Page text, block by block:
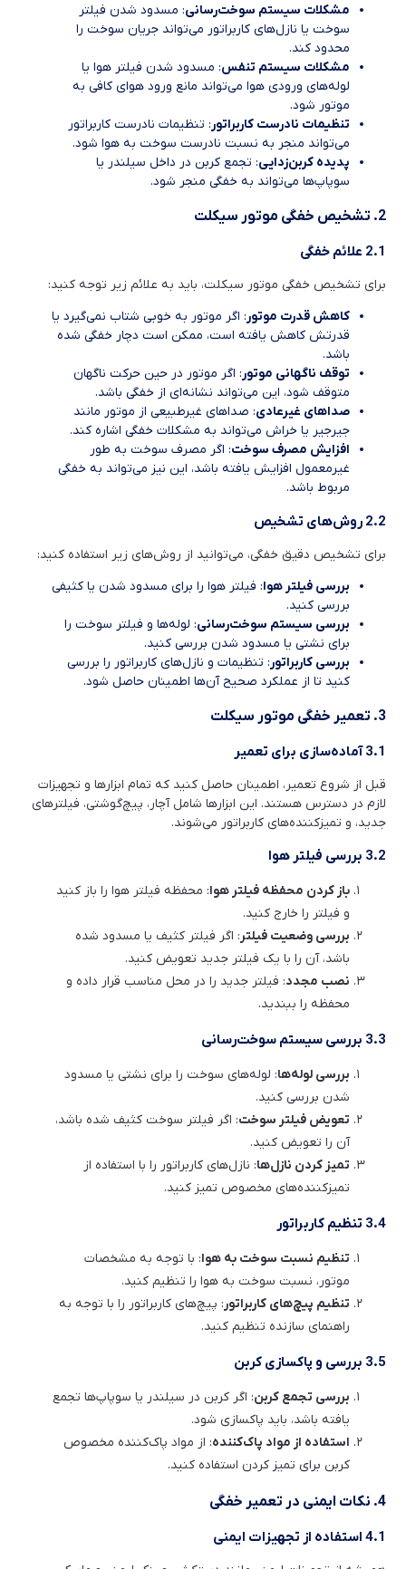
مشکلات سیستم سوخت‌رسانی: مسدود شدن فیلتر
سوخت یا نازل‌های کاربراتور می‌تواند جریان سوخت را
محدود کند.
مشکلات سیستم تنفس: مسدود شدن فیلتر هوا یا
لوله‌های ورودی هوا می‌تواند مانع ورود هوای کافی به
موتور شود.
تنظیمات نادرست کاربراتور: تنظیمات نادرست کاربراتور
می‌تواند منجر به نسبت نادرست سوخت به هوا شود.
پدیده کربن‌زدایی: تجمع کربن در داخل سیلندر یا
سوپاپ‌ها می‌تواند به خفگی منجر شود.
2. تشخیص خفگی موتور سیکلت
2.1 علائم خفگی
برای تشخیص خفگی موتور سیکلت، باید به علائم زیر توجه کنید:
کاهش قدرت موتور: اگر موتور به خوبی شتاب نمی‌گیرد یا
قدرتش کاهش یافته است، ممکن است دچار خفگی شده
باشد.
توقف ناگهانی موتور: اگر موتور در حین حرکت ناگهان
متوقف شود، این می‌تواند نشانه‌ای از خفگی باشد.
صداهای غیرعادی: صداهای غیرطبیعی از موتور مانند
جیرجیر یا خراش می‌تواند به مشکلات خفگی اشاره کند.
افزایش مصرف سوخت: اگر مصرف سوخت به طور
غیرمعمول افزایش یافته باشد، این نیز می‌تواند به خفگی
مربوط باشد.
2.2 روش‌های تشخیص
برای تشخیص دقیق خفگی، می‌توانید از روش‌های زیر استفاده کنید:
بررسی فیلتر هوا: فیلتر هوا را برای مسدود شدن یا کثیفی
بررسی کنید.
بررسی سیستم سوخت‌رسانی: لوله‌ها و فیلتر سوخت را
برای نشتی یا مسدود شدن بررسی کنید.
بررسی کاربراتور: تنظیمات و نازل‌های کاربراتور را بررسی
کنید تا از عملکرد صحیح آن‌ها اطمینان حاصل شود.
3. تعمیر خفگی موتور سیکلت
3.1 آماده‌سازی برای تعمیر
قبل از شروع تعمیر، اطمینان حاصل کنید که تمام ابزارها و تجهیزات
لازم در دسترس هستند. این ابزارها شامل آچار، پیچ‌گوشتی، فیلترهای
جدید، و تمیزکننده‌های کاربراتور می‌شوند.
3.2 بررسی فیلتر هوا
باز کردن محفظه فیلتر هوا: محفظه فیلتر هوا را باز کنید
و فیلتر را خارج کنید.
بررسی وضعیت فیلتر: اگر فیلتر کثیف یا مسدود شده
باشد، آن را با یک فیلتر جدید تعویض کنید.
نصب مجدد: فیلتر جدید را در محل مناسب قرار داده و
محفظه را ببندید.
3.3 بررسی سیستم سوخت‌رسانی
بررسی لوله‌ها: لوله‌های سوخت را برای نشتی یا مسدود
شدن بررسی کنید.
تعویض فیلتر سوخت: اگر فیلتر سوخت کثیف شده باشد،
آن را تعویض کنید.
تمیز کردن نازل‌ها: نازل‌های کاربراتور را با استفاده از
تمیزکننده‌های مخصوص تمیز کنید.
3.4 تنظیم کاربراتور
تنظیم نسبت سوخت به هوا: با توجه به مشخصات
موتور، نسبت سوخت به هوا را تنظیم کنید.
تنظیم پیچ‌های کاربراتور: پیچ‌های کاربراتور را با توجه به
راهنمای سازنده تنظیم کنید.
3.5 بررسی و پاکسازی کربن
بررسی تجمع کربن: اگر کربن در سیلندر یا سوپاپ‌ها تجمع
یافته باشد، باید پاکسازی شود.
استفاده از مواد پاک‌کننده: از مواد پاک‌کننده مخصوص
کربن برای تمیز کردن استفاده کنید.
4. نکات ایمنی در تعمیر خفگی
4.1 استفاده از تجهیزات ایمنی